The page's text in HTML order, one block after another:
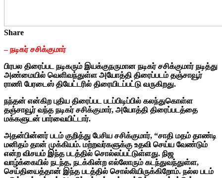
Share
– நடிகர் சசிக்குமார்
பிரபல திரைப்பட நடிகரும் இயக்குநருமான நடிகர் சசிக்குமார் நடித்து
அண்மையில் வெளிவந்துள்ள அயோத்தி திரைப்படம் தஞ்சாவூர்
ராணி பேரடைஸ் தியேட்டரில் திரையிடப்பட்டு வருகிறது.
நந்தன் என்கிற புதிய திரைப்பட படப்பிடிப்பில் கலந்துகொள்ள
தஞ்சாவூர் வந்த நடிகர் சசிக்குமார், அயோத்தி திரைப்படத்தை
மக்களுடன் பார்வையிட்டார்.
அதன்பின்னர் படம் குறித்து பேசிய சசிக்குமார், “சாதி மதம் தாண்டி
மனிதம் தான் முக்கியம். மற்றவர்களுக்கு உதவி செய்ய வேண்டும்
என்ற விசயம் இந்த படத்தில் சொல்லப்பட்டுள்ளது. நிஜ
வாழ்க்கையில் நடந்த, நடக்கின்ற எல்லோரும் கடந்துவந்துள்ள,
செய்தியைத்தான் இந்த படத்தில் சொல்லியிருக்கிறோம். நல்ல படம்